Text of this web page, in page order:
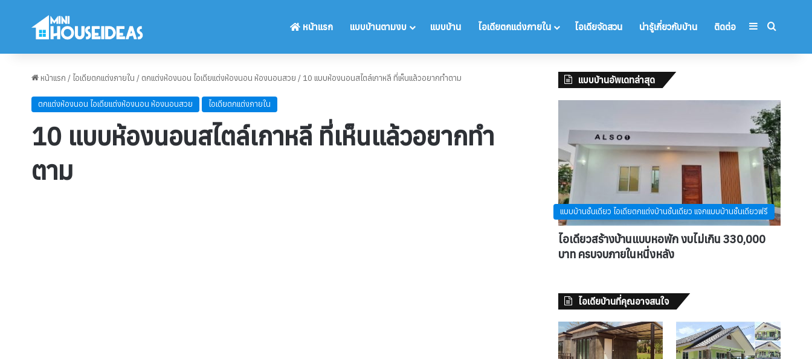
หน้าแรก แบบบ้านตามงบ แบบบ้าน ไอเดียตกแต่งภายใน ไอเดียจัดสวน น่ารู้เกี่ยวกับบ้าน ติดต่อ SidebarSearch
หน้าแรก / ไอเดียตกแต่งภายใน / ตกแต่งห้องนอน ไอเดียแต่งห้องนอน ห้องนอนสวย / 10 แบบห้องนอนสไตล์เกาหลี ที่เห็นแล้วอยากทำตาม
ตกแต่งห้องนอน ไอเดียแต่งห้องนอน ห้องนอนสวย ไอเดียตกแต่งภายใน
10 แบบห้องนอนสไตล์เกาหลี ที่เห็นแล้วอยากทำ
ตาม
แบบบ้านอัพเดทล่าสุด
แบบบ้านชั้นเดียว ไอเดียตกแต่งบ้านชั้นเดียว แจกแบบบ้านชั้นเดียวฟรี
ไอเดียวสร้างบ้านแบบหอพัก งบไม่เกิน 330,000
บาท ครบจบภายในหนึ่งหลัง
ไอเดียบ้านที่คุณอาจสนใจ